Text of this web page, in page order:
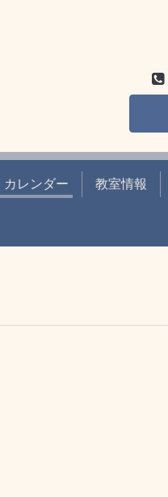
カレンダー 教室情報